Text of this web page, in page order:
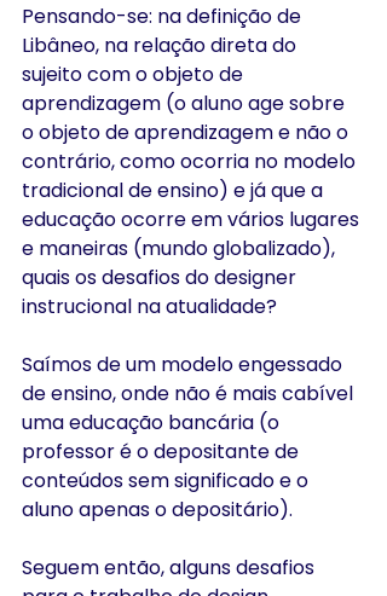
Pensando-se: na definição de
Libâneo, na relação direta do
sujeito com o objeto de
aprendizagem (o aluno age sobre
o objeto de aprendizagem e não o
contrário, como ocorria no modelo
tradicional de ensino) e já que a
educação ocorre em vários lugares
e maneiras (mundo globalizado),
quais os desafios do designer
instrucional na atualidade?
Saímos de um modelo engessado
de ensino, onde não é mais cabível
uma educação bancária (o
professor é o depositante de
conteúdos sem significado e o
aluno apenas o depositário).
Seguem então, alguns desafios